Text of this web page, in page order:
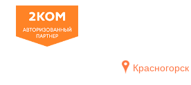
Красногорск